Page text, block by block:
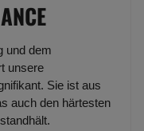
und dem
unsere
Sie ist aus
auch den härtesten